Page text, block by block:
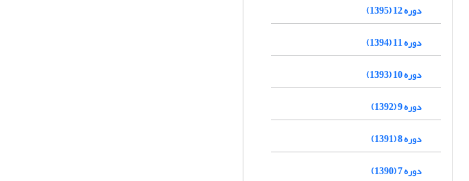
دوره 12 (1395)
دوره 11 (1394)
دوره 10 (1393)
دوره 9 (1392)
دوره 8 (1391)
دوره 7 (1390)